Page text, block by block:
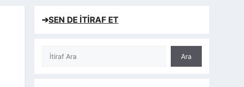
➔SEN DE İTİRAF ET
Ara
Ara